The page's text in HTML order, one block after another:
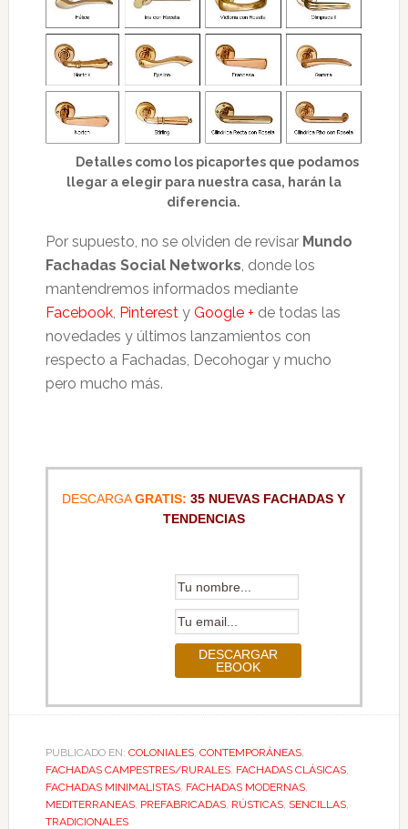
Detalles como los picaportes que podamos
llegar a elegir para nuestra casa, harán la
diferencia.
Por supuesto, no se olviden de revisar Mundo
Fachadas Social Networks , donde los
mantendremos informados mediante
Facebook, Pinteresty Google + de todas las
novedades y últimos lanzamientos con
respecto a Fachadas, Decohogar y mucho
pero mucho más.
DESCARGAGRATIS: 35 NUEVAS FACHADAS Y
TENDENCIAS
PUBLICADO EN: COLONIALES, CONTEMPORÁNEAS,
FACHADAS CAMPESTRES/RURALES, FACHADAS CLÁSICAS,
FACHADAS MINIMALISTAS, FACHADAS MODERNAS,
MEDITERRANEAS, PREFABRICADAS, RÚSTICAS, SENCILLAS,
TRADICIONALES